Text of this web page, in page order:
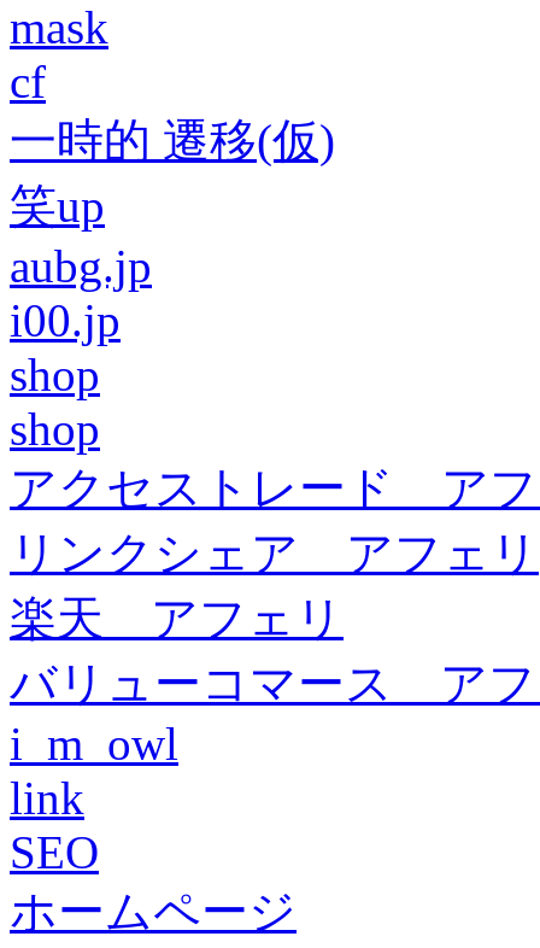
mask
cf
一時的 遷移(仮)
笑up
aubg.jp
i00.jp
shop
shop
アクセストレード ア
リンクシェア アフェリ
楽天 アフェリ
バリューコマース ア
i_m_owl
link
SEO
ホームページ